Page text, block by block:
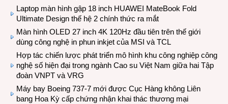
Laptop màn hình gập 18 inch HUAWEI MateBook Fold
Ultimate Design thế hệ 2 chính thức ra mắt
Màn hình OLED 27 inch 4K 120Hz đầu tiên trên thế giới
dùng công nghệ in phun inkjet của MSI và TCL
Hợp tác chiến lược phát triển mô hình khu công nghiệp công
nghệ số hiện đại trong ngành Cao su Việt Nam giữa hai Tập
đoàn VNPT và VRG
Máy bay Boeing 737-7 mới được Cục Hàng không Liên
bang Hoa Kỳ cấp chứng nhận khai thác thương mại